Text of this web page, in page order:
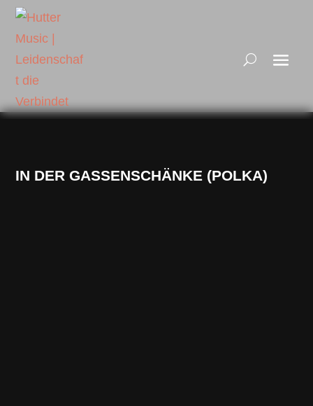
IN DER GASSENSCHÄNKE (POLKA)